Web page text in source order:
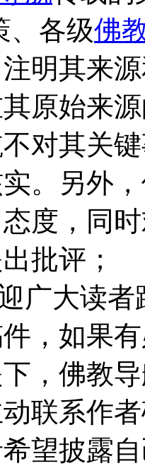
、各级佛
明其来
原始来
对其关
。另外
度，同
批评；
广大读
，如果
，佛教
联系作
望披露